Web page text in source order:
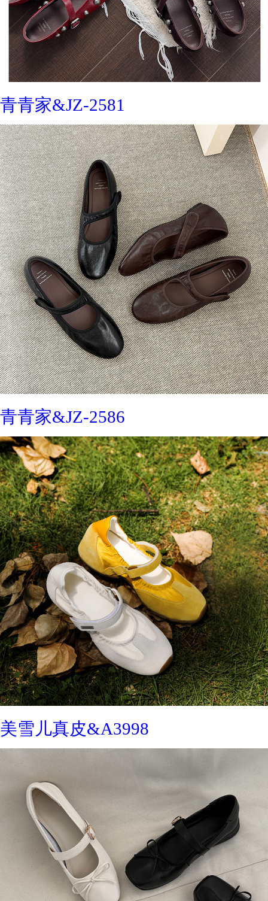
青青家&JZ-2581
青青家&JZ-2586
美雪儿真皮&A3998